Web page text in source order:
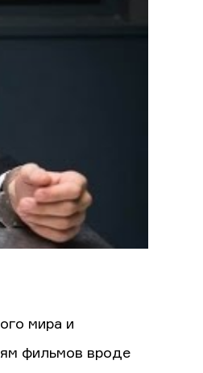
мира и
фильмов вроде